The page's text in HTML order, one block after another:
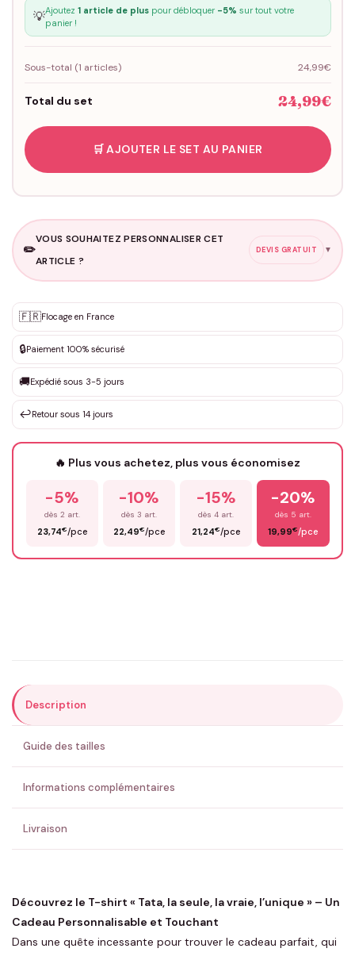
💡Ajoutez 1 article de pluspour débloquer -5% sur tout votre
panier !
Sous-total (1 articles) 24,99€
Total du set 24,99€
🛒 AJOUTER LE SET AU PANIER
✏️
VOUS SOUHAITEZ PERSONNALISER CET
ARTICLE ?
DEVIS GRATUIT ▼
✨ Personnalisation sur mesure
DEVIS GRATUIT · Personnalisation de 3 à 10€ selon la demande
Que souhaitez-vous ?*
Votre texte / idée*
Prénom*
ENVOYER MA DEMANDE ✨
💚 Retour sous 24-48h🇫🇷 Flocage en France✅ Validation avant fabrication
🇫🇷Flocage en France
🔒Paiement 100% sécurisé
🚚Expédié sous 3-5 jours
↩️Retour sous 14 jours
🔥 Plus vous achetez, plus vous économisez
-5%
dès 2 art.
23,74€/pce
-10%
dès 3 art.
22,49€/pce
-15%
dès 4 art.
21,24€/pce
-20%
dès 5 art.
19,99€/pce
Description
Guide des tailles
Informations complémentaires
Livraison
Découvrez le T-shirt « Tata, la seule, la vraie, l’unique » – Un
Cadeau Personnalisable et Touchant
Dans une quête incessante pour trouver le cadeau parfait, qui